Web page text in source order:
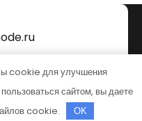
Themes
cookie для улучшения
сайтом, вы даете
cookie.
OK